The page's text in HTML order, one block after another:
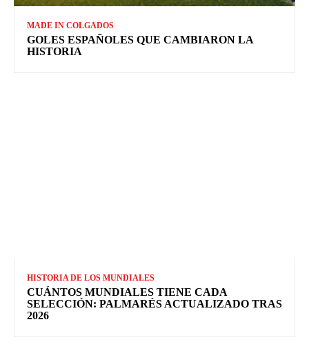
MADE IN COLGADOS
GOLES ESPAÑOLES QUE CAMBIARON LA
HISTORIA
HISTORIA DE LOS MUNDIALES
CUÁNTOS MUNDIALES TIENE CADA
SELECCIÓN: PALMARÉS ACTUALIZADO TRAS
2026